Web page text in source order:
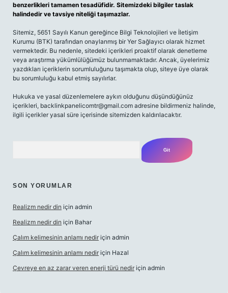
benzerlikleri tamamen tesadüfidir. Sitemizdeki bilgiler taslak
halindedir ve tavsiye niteliği taşımazlar.
Sitemiz, 5651 Sayılı Kanun gereğince Bilgi Teknolojileri ve İletişim
Kurumu (BTK) tarafından onaylanmış bir Yer Sağlayıcı olarak hizmet
vermektedir. Bu nedenle, sitedeki içerikleri proaktif olarak denetleme
veya araştırma yükümlülüğümüz bulunmamaktadır. Ancak, üyelerimiz
yazdıkları içeriklerin sorumluluğunu taşımakta olup, siteye üye olarak
bu sorumluluğu kabul etmiş sayılırlar.
Hukuka ve yasal düzenlemelere aykırı olduğunu düşündüğünüz
içerikleri, backlinkpanelicomtr@gmail.com adresine bildirmeniz halinde,
ilgili içerikler yasal süre içerisinde sitemizden kaldırılacaktır.
SON YORUMLAR
Realizm nedir din için admin
Realizm nedir din için Bahar
Çalım kelimesinin anlamı nedir için admin
Çalım kelimesinin anlamı nedir için Hazal
Çevreye en az zarar veren enerji türü nedir için admin